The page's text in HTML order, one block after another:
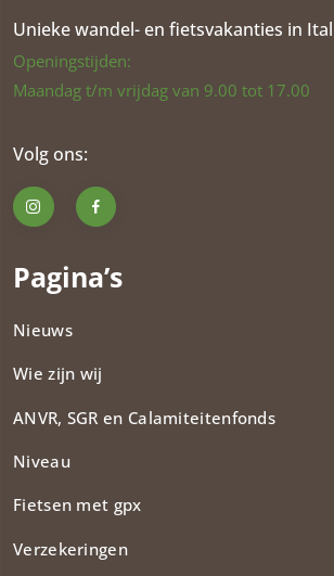
Unieke wandel- en fietsvakanties in
Openingstijden:
Maandag t/m vrijdag van 9.00 tot 17.00
Volg ons:
Pagina’s
Nieuws
Wie zijn wij
ANVR, SGR en Calamiteitenfonds​
Niveau
Fietsen met gpx
Verzekeringen